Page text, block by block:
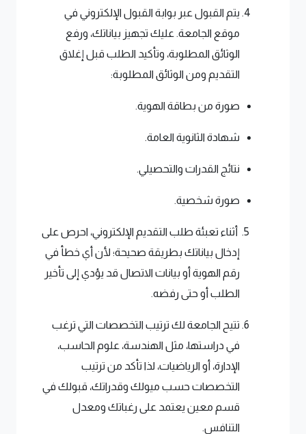
يتم القبول عبر بوابة القبول الإلكتروني في
موقع الجامعة. عليك تجهيز بياناتك، ورفع
الوثائق المطلوبة، وتأكيد الطلب قبل إغلاق
التقديم ومن الوثائق المطلوبة:
صورة من بطاقة الهوية.
شهادة الثانوية العامة.
نتائج القدرات والتحصيلي.
صورة شخصية.
أثناء تعبئة طلب التقديم الإلكتروني، احرص على
إدخال بياناتك بطريقة صحيحة؛ لأن أي خطأ في
رقم الهوية أو بيانات الاتصال قد يؤدي إلى تأخير
الطلب أو حتى رفضه.
تتيح الجامعة لك ترتيب التخصصات التي ترغب
في دراستها، مثل الهندسة، علوم الحاسب،
الإدارة، أو الرياضيات، لذا تأكد من ترتيب
التخصصات حسب ميولك وقدراتك، قبولك في
قسم معين يعتمد على رغباتك ومعدل
التنافس.